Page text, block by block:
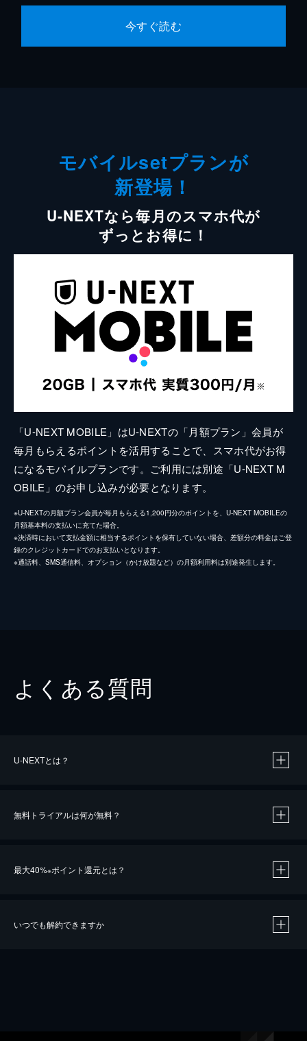
今すぐ読む
モバイルsetプランが
新登場！
U-NEXTなら毎月のスマホ代が
ずっとお得に！
「U-NEXT MOBILE」はU-NEXTの「月額プラン」会員が
毎月もらえるポイントを活用することで、スマホ代がお得
になるモバイルプランです。ご利用には別途「U-NEXT M
OBILE」のお申し込みが必要となります。
※U-NEXTの月額プラン会員が毎月もらえる1,200円分のポイントを、U-NEXT MOBILEの
月額基本料の支払いに充てた場合。
※決済時において支払金額に相当するポイントを保有していない場合、差額分の料金はご登
録のクレジットカードでのお支払いとなります。
※通話料、SMS通信料、オプション（かけ放題など）の月額利用料は別途発生します。
よくある質問
U-NEXTとは？
無料トライアルは何が無料？
最大40%※ポイント還元とは？
いつでも解約できますか